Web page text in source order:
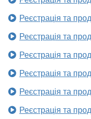
Реєстрація та
Реєстрація та
Реєстрація та
Реєстрація та
Реєстрація та
Реєстрація та